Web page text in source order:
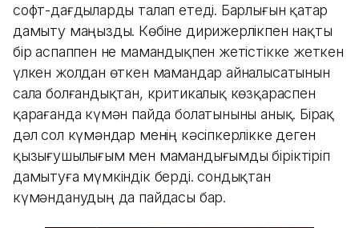
софт-дағдыларды талап етеді. Барлығын қатар
дамыту маңызды. Көбіне дирижерлікпен нақты
бір аспаппен не мамандықпен жетістікке жеткен
үлкен жолдан өткен мамандар айналысатынын
сала болғандықтан, критикалық көзқараспен
қарағанда күмән пайда болатыныны анық. Бірақ
дәл сол күмәндар менің кәсіпкерлікке деген
қызығушылығым мен мамандығымды біріктіріп
дамытуға мүмкіндік берді. сондықтан
күмәнданудың да пайдасы бар.